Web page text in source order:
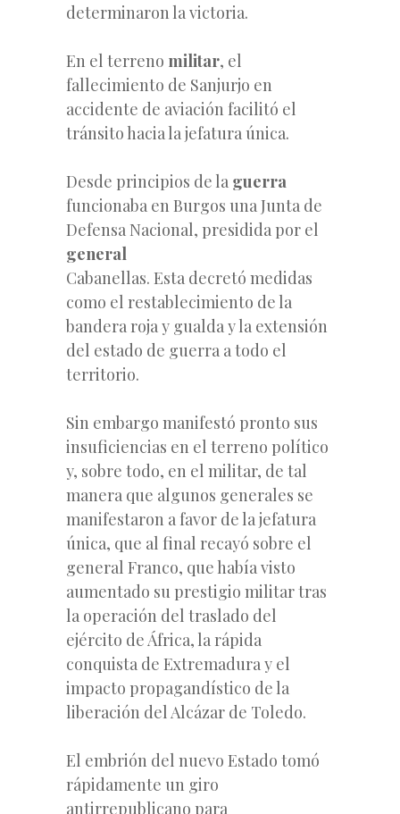
determinaron la victoria.
En el terreno militar, el
fallecimiento de Sanjurjo en
accidente de aviación facilitó el
tránsito hacia la jefatura única.
Desde principios de la guerra
funcionaba en Burgos una Junta de
Defensa Nacional, presidida por el
general
Cabanellas. Esta decretó medidas
como el restablecimiento de la
bandera roja y gualda y la extensión
del estado de guerra a todo el
territorio.
Sin embargo manifestó pronto sus
insuficiencias en el terreno político
y, sobre todo, en el militar, de tal
manera que algunos generales se
manifestaron a favor de la jefatura
única, que al final recayó sobre el
general Franco, que había visto
aumentado su prestigio militar tras
la operación del traslado del
ejército de África, la rápida
conquista de Extremadura y el
impacto propagandístico de la
liberación del Alcázar de Toledo.
El embrión del nuevo Estado tomó
rápidamente un giro
antirrepublicano para